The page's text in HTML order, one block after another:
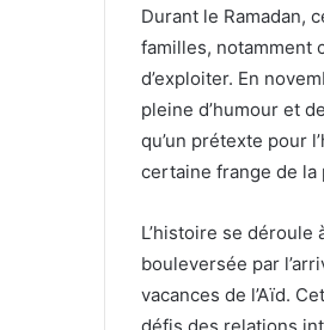
Durant le Ramadan,
familles, notamment
d’exploiter. En
pleine d’humour et
qu’un prétexte pour
certaine frange de la
L’histoire se déroule
bouleversée par
vacances de l’Aïd.